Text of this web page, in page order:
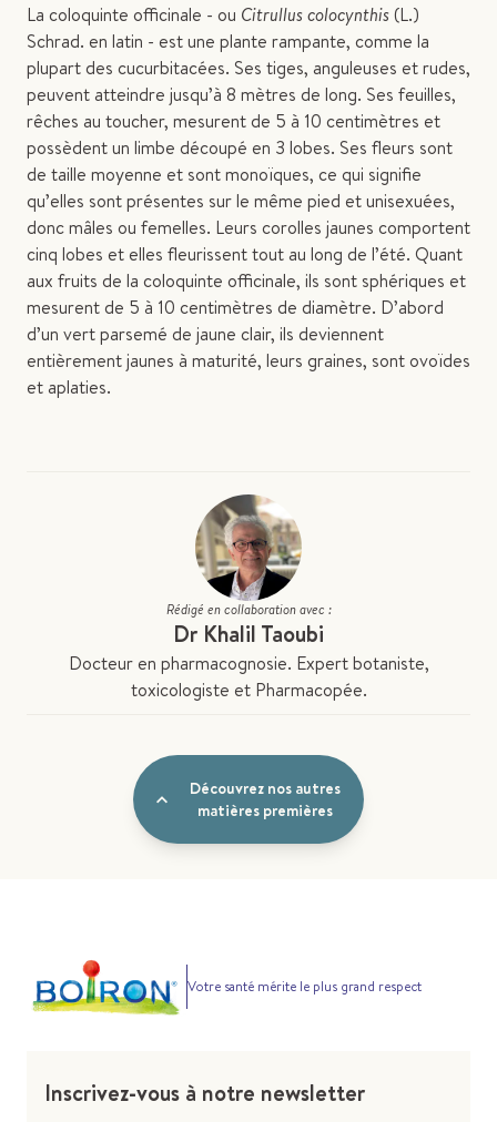
La coloquinte officinale - ou Citrullus colocynthis(L.)
Schrad. en latin - est une plante rampante, comme la
plupart des cucurbitacées. Ses tiges, anguleuses et rudes,
peuvent atteindre jusqu’à 8 mètres de long. Ses feuilles,
rêches au toucher, mesurent de 5 à 10 centimètres et
possèdent un limbe découpé en 3 lobes. Ses fleurs sont
de taille moyenne et sont monoïques, ce qui signifie
qu’elles sont présentes sur le même pied et unisexuées,
donc mâles ou femelles. Leurs corolles jaunes comportent
cinq lobes et elles fleurissent tout au long de l’été. Quant
aux fruits de la coloquinte officinale, ils sont sphériques et
mesurent de 5 à 10 centimètres de diamètre. D’abord
d’un vert parsemé de jaune clair, ils deviennent
entièrement jaunes à maturité, leurs graines, sont ovoïdes
et aplaties.
Rédigé en collaboration avec :
Dr Khalil Taoubi
Docteur en pharmacognosie. Expert botaniste,
toxicologiste et Pharmacopée.
Découvrez nos autres
matières premières
Votre santé mérite le plus grand respect
Inscrivez-vous à notre newsletter